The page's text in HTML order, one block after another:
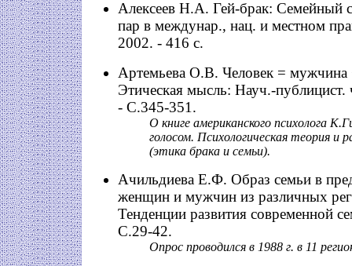
Алексеев Н.А. Гей-брак: Семейный
пар в междунар., нац. и местном
2002. - 416 с.
Артемьева О.В. Человек =
Этическая мысль: Науч.-
- С.345-351.
О книге американского психолога
голосом. Психологическая теория и
(этика брака и семьи).
Ачильдиева Е.Ф. Образ семьи в
женщин и мужчин из различных
Тенденции развития современной
С.29-42.
Опрос проводился в 1988 г. в 11